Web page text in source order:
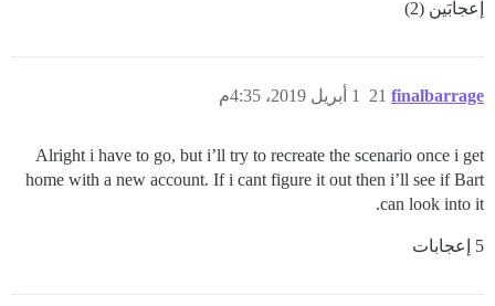
إعجابَين (2)
finalbarrage 1 أبريل 2019، 4:35م 21
Alright i have to go, but i’ll try to recreate the scenario once i get
home with a new account. If i cant figure it out then i’ll see if Bart
can look into it.
5 إعجابات